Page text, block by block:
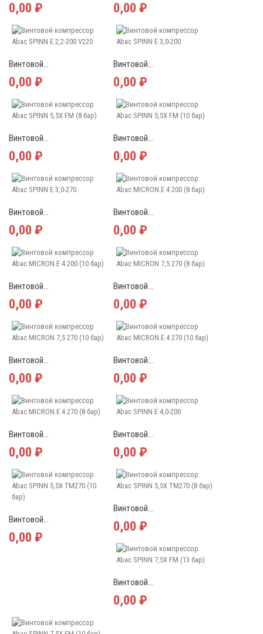
0,00 ₽ 0,00 ₽
Винтовой...
0,00 ₽
Винтовой...
0,00 ₽
Винтовой...
0,00 ₽
Винтовой...
0,00 ₽
Винтовой...
0,00 ₽
Винтовой...
0,00 ₽
Винтовой...
0,00 ₽
Винтовой...
0,00 ₽
Винтовой...
0,00 ₽
Винтовой...
0,00 ₽
Винтовой...
0,00 ₽
Винтовой...
0,00 ₽
Винтовой...
0,00 ₽
Винтовой...
0,00 ₽
Винтовой...
0,00 ₽